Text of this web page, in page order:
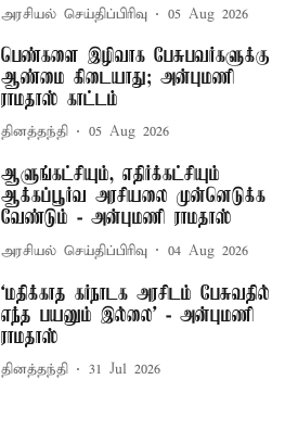
அரசியல் செய்திப்பிரிவு 05 Aug 2026
பெண்களை இழிவாக பேசுபவர்களுக்கு
ஆண்மை கிடையாது; அன்புமணி
ராமதாஸ் காட்டம்
தினத்தந்தி 05 Aug 2026
ஆளுங்கட்சியும், எதிர்க்கட்சியும்
ஆக்கப்பூர்வ அரசியலை முன்னெடுக்க
வேண்டும் - அன்புமணி ராமதாஸ்
அரசியல் செய்திப்பிரிவு 04 Aug 2026
‘மதிக்காத கர்நாடக அரசிடம் பேசுவதில்
எந்த பயனும் இல்லை’ - அன்புமணி
ராமதாஸ்
தினத்தந்தி 31 Jul 2026